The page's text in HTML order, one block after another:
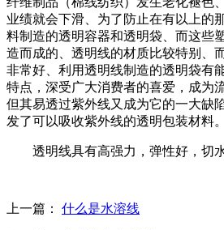
业绩就会下滑、为了防止在有以上的
料制造的透明容器和透明袋、而这些
造而成的、透明线的材质比较特别、
非常好、利用透明线制造的透明袋有
特点，深受广大消费者的喜爱，成为
但其易透过紫外线又成为它的一大缺
发了可以吸收紫外线的透明包装材料。
透明线具有高强力，弹性好，切水
上一篇： 什么是水溶线